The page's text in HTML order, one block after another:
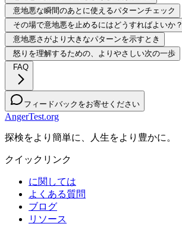
意地悪な瞬間のあとに使えるパターンチェック
その場で意地悪を止めるにはどうすればよいか？
意地悪さがより大きなパターンを示すとき
怒りを理解するための、よりやさしい次の一歩
FAQ
フィードバックをお寄せください
AngerTest.org
探検をより簡単に、人生をより豊かに。
クイックリンク
に関しては
よくある質問
ブログ
リソース